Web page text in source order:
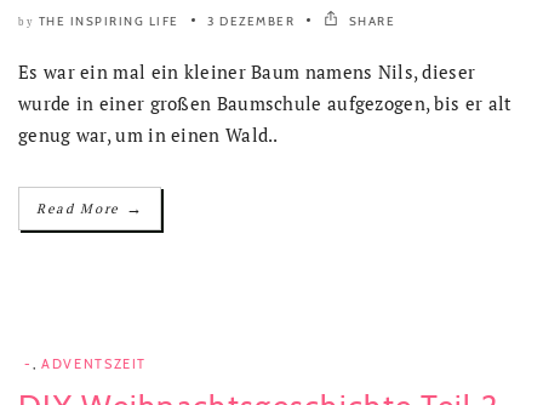
by THE INSPIRING LIFE 3 DEZEMBER SHARE
Es war ein mal ein kleiner Baum namens Nils, dieser
wurde in einer großen Baumschule aufgezogen, bis er alt
genug war, um in einen Wald..
Read More →
- ADVENTSZEIT